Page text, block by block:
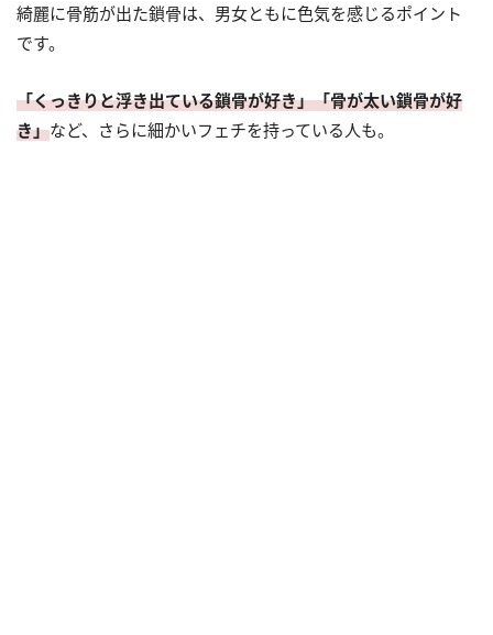
綺麗に骨筋が出た鎖骨は、男女ともに色気を感じるポイント
です。
「くっきりと浮き出ている鎖骨が好き」「骨が太い鎖骨が好
き」など、さらに細かいフェチを持っている人も。